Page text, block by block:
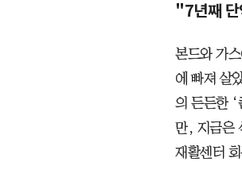
"7년째
본드와 가
에 빠져 살
의 든든한 ‘
만, 지금은
재활센터